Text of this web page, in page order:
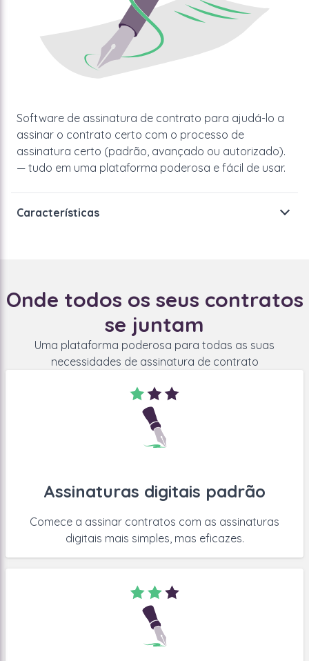
Software de assinatura de contrato para ajudá-lo a
assinar o contrato certo com o processo de
assinatura certo (padrão, avançado ou autorizado).
— tudo em uma plataforma poderosa e fácil de usar.
Características
Kanbans, Relatórios e muito mais.
Receba notificações oportunas quando os contratos
forem assinados... ou não, e por quem. Use os
procedimentos internos de assinatura para obter
poderosa e fácil de usar.
Alimentado por clientes, fornecedores, parceiros,
funcionários e mais dados em seu CLM para permitir
Onde todos os seus contratos
se juntam
Uma plataforma poderosa para todas as suas
necessidades de assinatura de contrato
Assinaturas digitais padrão
Comece a assinar contratos com as assinaturas
digitais mais simples, mas eficazes.